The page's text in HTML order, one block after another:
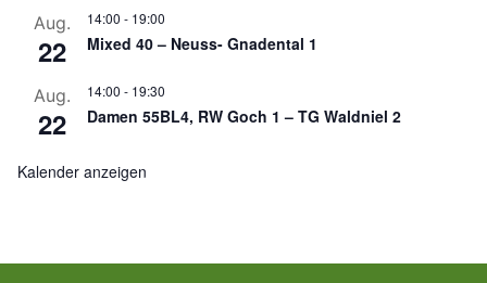
Aug.
22
14:00 - 19:00
Mixed 40 – Neuss- Gnadental 1
Aug.
22
14:00 - 19:30
Damen 55BL4, RW Goch 1 – TG Waldniel 2
Kalender anzeigen